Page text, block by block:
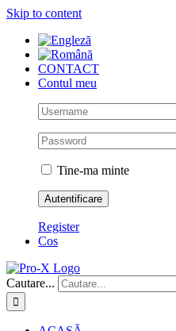
Skip to content
CONTACT
Contul meu
Tine-ma minte
Register
Cos
Cautare...